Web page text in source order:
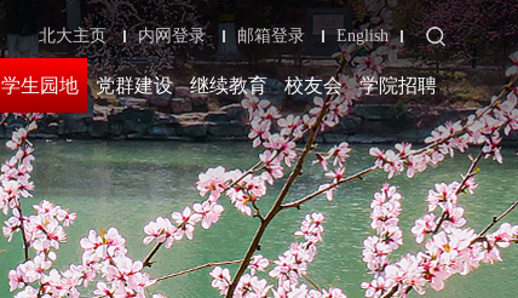
北大主页 内网登录 邮箱登录 English
学生园地 党群建设 继续教育 校友会 学院招聘